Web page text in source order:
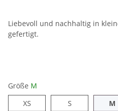
Liebevoll und nachhaltig in
gefertigt.
Größe M
XSXS SS M